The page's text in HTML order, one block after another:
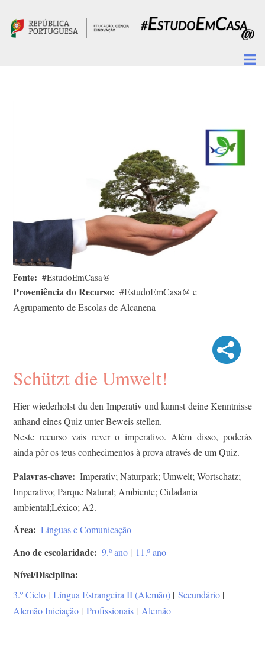
Fonte #EstudoEmCasa@
Proveniência do Recurso
#EstudoEmCasa@ e
Agrupamento de Escolas de Alcanena
Schützt die Umwelt!
Hier wiederholst du den Imperativ und kannst deine Kenntnisse
anhand eines Quiz unter Beweis stellen.
Neste recurso vais rever o imperativo. Além disso, poderás
ainda pôr os teus conhecimentos à prova através de um Quiz.
Palavras-chave
Imperativ; Naturpark; Umwelt; Wortschatz;
Imperativo; Parque Natural; Ambiente; Cidadania
ambiental;Léxico; A2.
Área Línguas e Comunicação
Ano de escolaridade 9.º ano | 11.º ano
Nível/Disciplina
3.º Ciclo | Língua Estrangeira II (Alemão) | Secundário |
Alemão Iniciação | Profissionais | Alemão